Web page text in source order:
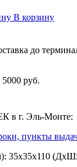
В корзину
до
5000 руб.
в г. Эль-Монте:
пункты
35х35х110